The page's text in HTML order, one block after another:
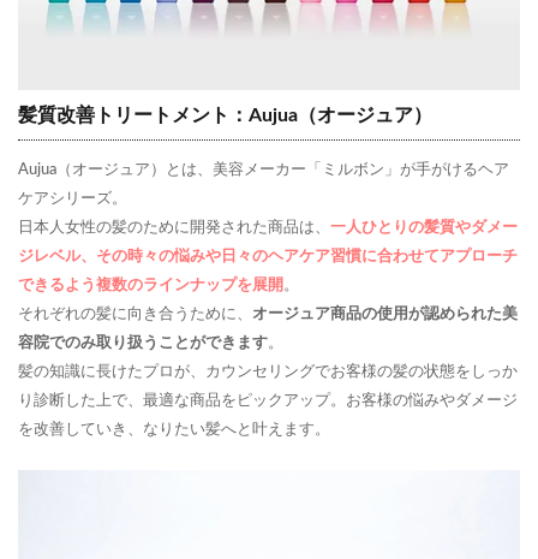
髪質改善トリートメント：Aujua（オージュア）
Aujua（オージュア）とは、美容メーカー「ミルボン」が手がけるヘア
ケアシリーズ。
日本人女性の髪のために開発された商品は、 一人ひとりの髪質やダメー
ジレベル、その時々の悩みや日々のヘアケア習慣に合わせてアプローチ
できるよう複数のラインナップを展開 。
それぞれの髪に向き合うために、 オージュア商品の使用が認められた美
容院でのみ取り扱うことができます。
髪の知識に長けたプロが、カウンセリングでお客様の髪の状態をしっか
り診断した上で、最適な商品をピックアップ。お客様の悩みやダメージ
を改善していき、なりたい髪へと叶えます。